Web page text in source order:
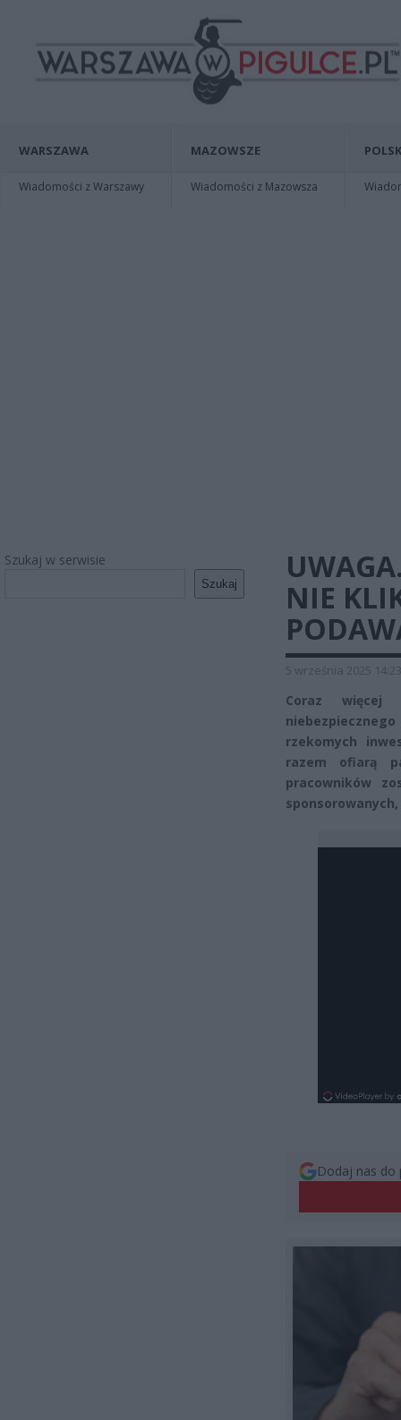
WARSZAWA
Wiadomości z Warszawy
MAZOWSZE
Wiadomości z Mazowsza
Szukaj w serwisie
Szukaj
NIE
5 września 2025 14:23
Coraz więcej
rzekomych
razem ofiarą
pracowników
Dodaj nas do